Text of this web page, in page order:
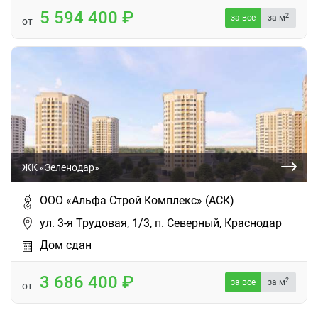
от 5 594 400 за все за м2
ЖК «Зеленодар»
ООО «Альфа Строй Комплекс» (АСК)
ул. 3-я Трудовая, 1/3, п. Северный, Краснодар
Дом сдан
от 3 686 400 за все за м2